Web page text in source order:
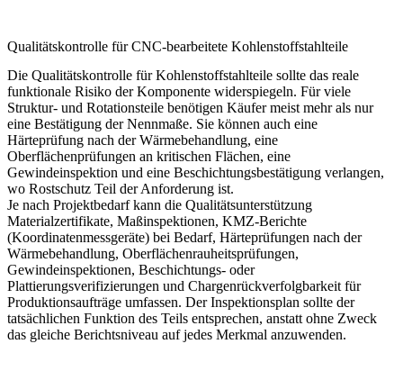
Qualitätskontrolle für CNC-bearbeitete Kohlenstoffstahlteile
Die Qualitätskontrolle für Kohlenstoffstahlteile sollte das reale
funktionale Risiko der Komponente widerspiegeln. Für viele
Struktur- und Rotationsteile benötigen Käufer meist mehr als nur
eine Bestätigung der Nennmaße. Sie können auch eine
Härteprüfung nach der Wärmebehandlung, eine
Oberflächenprüfungen an kritischen Flächen, eine
Gewindeinspektion und eine Beschichtungsbestätigung verlangen,
wo Rostschutz Teil der Anforderung ist.
Je nach Projektbedarf kann die Qualitätsunterstützung
Materialzertifikate, Maßinspektionen, KMZ-Berichte
(Koordinatenmessgeräte) bei Bedarf, Härteprüfungen nach der
Wärmebehandlung, Oberflächenrauheitsprüfungen,
Gewindeinspektionen, Beschichtungs- oder
Plattierungsverifizierungen und Chargenrückverfolgbarkeit für
Produktionsaufträge umfassen. Der Inspektionsplan sollte der
tatsächlichen Funktion des Teils entsprechen, anstatt ohne Zweck
das gleiche Berichtsniveau auf jedes Merkmal anzuwenden.